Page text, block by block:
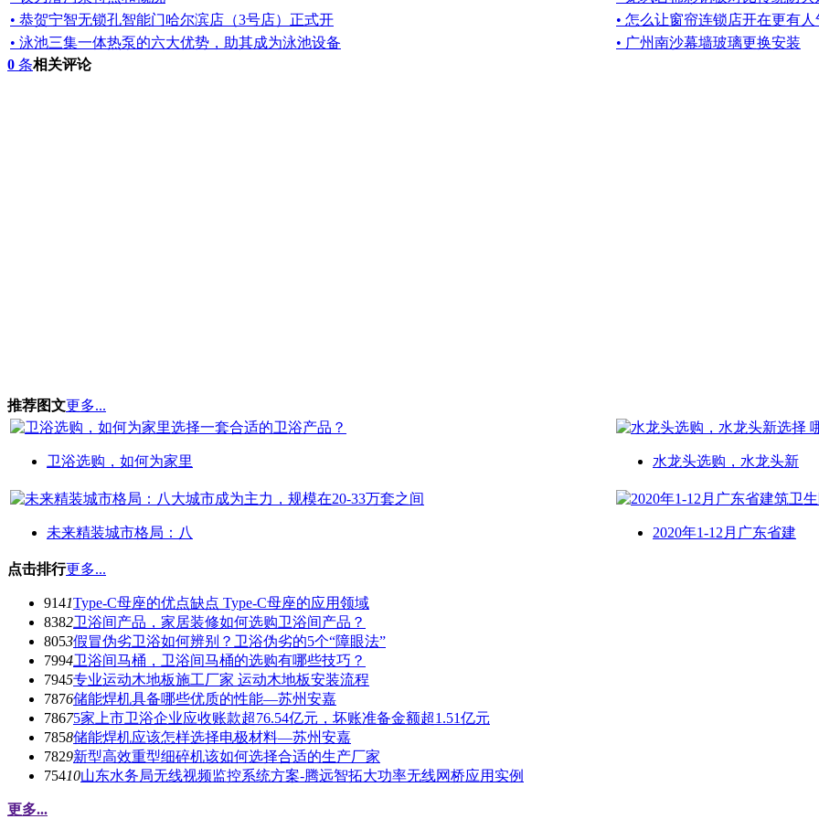
• 恭贺宁智无锁孔智能门哈尔滨店（3号店）正式开
• 怎么让窗帘连锁店开在更有人
• 泳池三集一体热泵的六大优势，助其成为泳池设备
• 广州南沙幕墙玻璃更换安装
0 条相关评论
推荐图文更多...
卫浴选购，如何为家里 水龙头选购，水龙头新
未来精装城市格局：八 2020年1-12月广东省建
点击排行更多...
9141Type-C母座的优点缺点 Type-C母座的应用领域
8382卫浴间产品，家居装修如何选购卫浴间产品？
8053假冒伪劣卫浴如何辨别？卫浴伪劣的5个“障眼法”
7994卫浴间马桶，卫浴间马桶的选购有哪些技巧？
7945专业运动木地板施工厂家 运动木地板安装流程
7876储能焊机具备哪些优质的性能—苏州安嘉
78675家上市卫浴企业应收账款超76.54亿元，坏账准备金额超1.51亿元
7858储能焊机应该怎样选择电极材料—苏州安嘉
7829新型高效重型细碎机该如何选择合适的生产厂家
75410山东水务局无线视频监控系统方案-腾远智拓大功率无线网桥应用实例
更多...